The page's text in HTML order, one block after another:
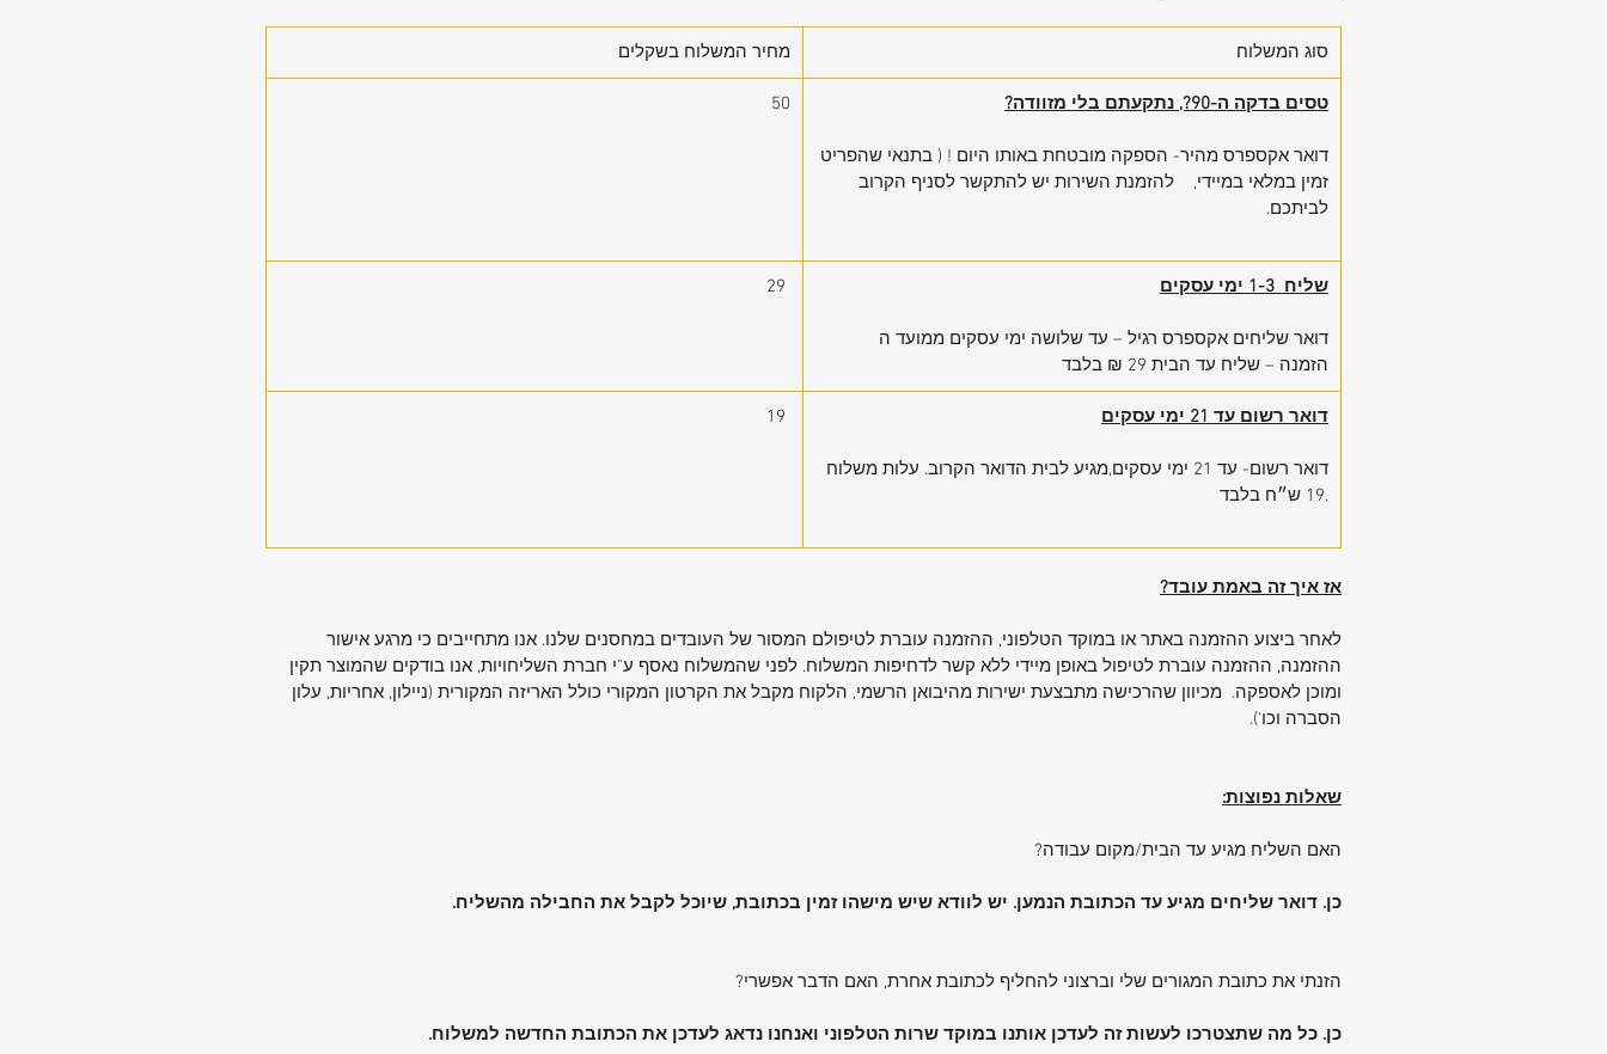
מחיר המשלוח בשקלים סוג המשלוח
50 טסים בדקה ה-90?, נתקעתם בלי מזוודה?
דואר אקספרס מהיר- הספקה מובטחת באותו היום ! ( בתנאי שהפריט
זמין במלאי במיידי, להזמנת השירות יש להתקשר לסניף הקרוב
לביתכם.
29 שליח 1-3 ימי עסקים
דואר שליחים אקספרס רגיל – עד שלושה ימי עסקים ממועד ה
הזמנה – שליח עד הבית 29 ₪ בלבד
19 דואר רשום עד 21 ימי עסקים
דואר רשום- עד 21 ימי עסקים,מגיע לבית הדואר הקרוב. עלות משלוח
19 ש״ח בלבד.
אז איך זה באמת עובד?
לאחר ביצוע ההזמנה באתר או במוקד הטלפוני, ההזמנה עוברת לטיפולם המסור של העובדים במחסנים שלנו. אנו מתחייבים כי מרגע אישור
ההזמנה, ההזמנה עוברת לטיפול באופן מיידי ללא קשר לדחיפות המשלוח. לפני שהמשלוח נאסף ע"י חברת השליחויות, אנו בודקים שהמוצר תקין
ומוכן לאספקה. מכיוון שהרכישה מתבצעת ישירות מהיבואן הרשמי, הלקוח מקבל את הקרטון המקורי כולל האריזה המקורית (ניילון, אחריות, עלון
הסברה וכו').
שאלות נפוצות:
האם השליח מגיע עד הבית/מקום עבודה?
כן. דואר שליחים מגיע עד הכתובת הנמען. יש לוודא שיש מישהו זמין בכתובת, שיוכל לקבל את החבילה מהשליח.
הזנתי את כתובת המגורים שלי וברצוני להחליף לכתובת אחרת, האם הדבר אפשרי?
כן. כל מה שתצטרכו לעשות זה לעדכן אותנו במוקד שרות הטלפוני ואנחנו נדאג לעדכן את הכתובת החדשה למשלוח.